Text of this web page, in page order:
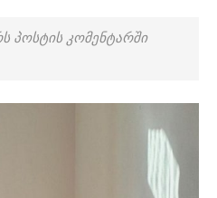
პოს­ტის კო­მენ­ტარ­ში